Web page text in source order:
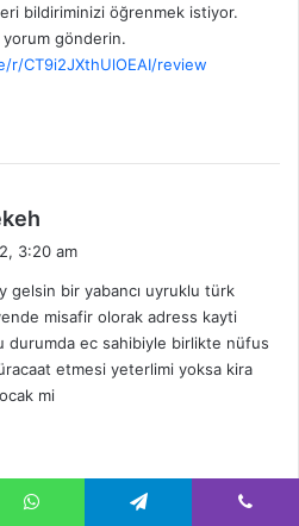
bildiriminizi öğrenmek istiyor.
gönderin.
r/CT9i2JXthUlOEAI/review
i
k
i
:
3:20 am
gelsin bir yabancı uyruklu türk
misafir olorak adress kayti
durumda ec sahibiyle birlikte nüfus
etmesi yeterlimi yoksa kira
mi